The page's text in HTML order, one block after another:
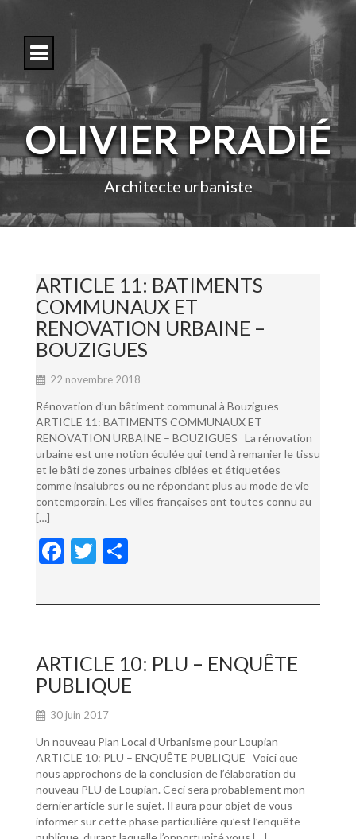
o
c
n
e
OLIVIER PRADIÉ
Architecte urbaniste
ARTICLE 11: BATIMENTS
COMMUNAUX ET
RENOVATION URBAINE –
BOUZIGUES
22 novembre 2018
Rénovation d’un bâtiment communal à Bouzigues
ARTICLE 11: BATIMENTS COMMUNAUX ET
RENOVATION URBAINE – BOUZIGUES La rénovation
urbaine est une notion éculée qui tend à remanier le tissu
et le bâti de zones urbaines ciblées et étiquetées
comme insalubres ou ne répondant plus au mode de vie
contemporain. Les villes françaises ont toutes connu au
[…]
F
e
o
o
k
T
itt ta
er
ARTICLE 10: PLU – ENQUÊTE
PUBLIQUE
30 juin 2017
Un nouveau Plan Local d’Urbanisme pour Loupian
ARTICLE 10: PLU – ENQUÊTE PUBLIQUE Voici que
nous approchons de la conclusion de l’élaboration du
nouveau PLU de Loupian. Ceci sera probablement mon
dernier article sur le sujet. Il aura pour objet de vous
informer sur cette phase particulière qu’est l’enquête